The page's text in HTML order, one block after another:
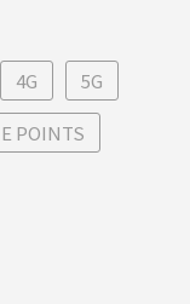
4G 5G
POINTS